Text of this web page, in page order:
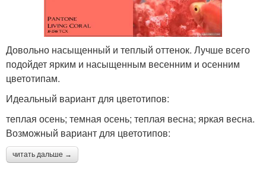
Довольно насыщенный и теплый оттенок. Лучше всего
подойдет ярким и насыщенным весенним и осенним
цветотипам.
Идеальный вариант для цветотипов:
теплая осень; темная осень; теплая весна; яркая весна.
Возможный вариант для цветотипов:
читать дальше →